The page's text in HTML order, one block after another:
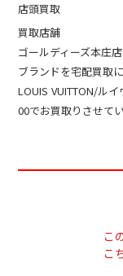
店頭買取
買取店舗
ゴールディーズ本庄店
ブランドを宅配買取
LOUIS VUITTON/
00でお買取りさせて
こ
こ